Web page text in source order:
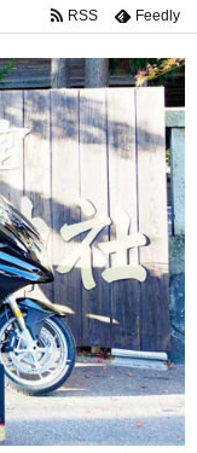
RSS Feedly